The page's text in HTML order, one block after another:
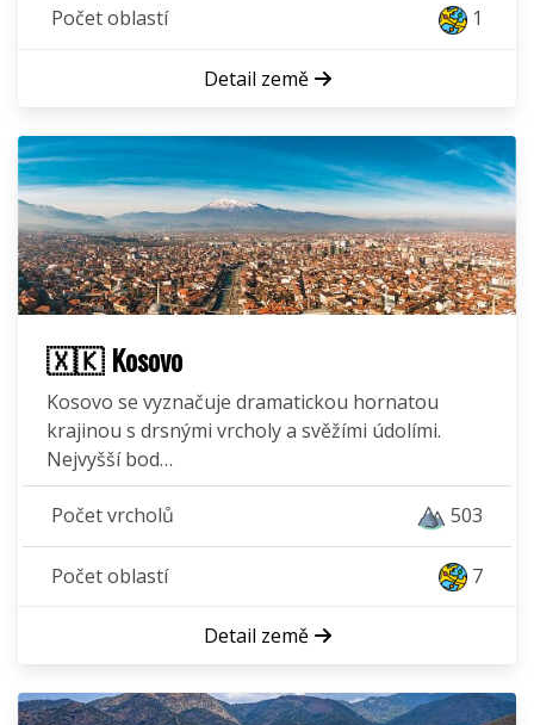
Počet oblastí 1
Detail země
🇽🇰 Kosovo
Kosovo se vyznačuje dramatickou hornatou
krajinou s drsnými vrcholy a svěžími údolími.
Nejvyšší bod…
Počet vrcholů 503
Počet oblastí 7
Detail země